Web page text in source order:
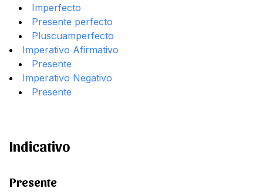
Imperfecto
Presente perfecto
Pluscuamperfecto
Imperativo Afirmativo
Presente
Imperativo Negativo
Presente
Indicativo
Presente